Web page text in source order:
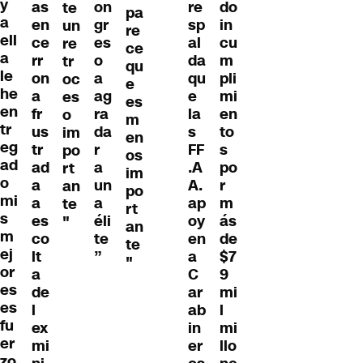
y
a
ell
a
le
he
en
tr
eg
ad
o
mi
s
m
ej
or
es
es
fu
er
as
en
ce
rr
on
a
fr
us
tr
ad
a
a
es
co
lt
a
de
l
ex
mi
te
un
re
tr
oc
es
o
im
po
rt
an
te
"
on
gr
es
o
a
ag
ra
da
r
a
un
a
éli
te
”
pa
re
ce
qu
e
es
m
en
os
im
po
rt
an
te
"
re
sp
al
da
qu
e
la
s
FF
.A
A.
ap
oy
en
a
C
ar
ab
in
er
do
in
cu
m
pli
mi
en
to
s
po
r
m
ás
de
$7
9
mi
l
mi
llo